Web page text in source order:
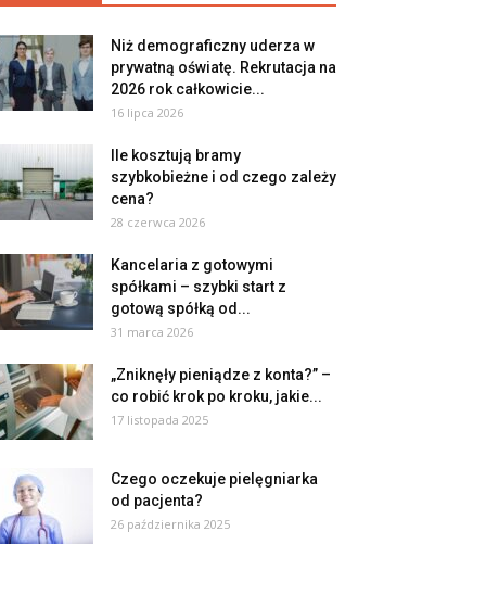
Niż demograficzny uderza w
prywatną oświatę. Rekrutacja na
2026 rok całkowicie...
16 lipca 2026
Ile kosztują bramy
szybkobieżne i od czego zależy
cena?
28 czerwca 2026
Kancelaria z gotowymi
spółkami – szybki start z
gotową spółką od...
31 marca 2026
„Zniknęły pieniądze z konta?” –
co robić krok po kroku, jakie...
17 listopada 2025
Czego oczekuje pielęgniarka
od pacjenta?
26 października 2025